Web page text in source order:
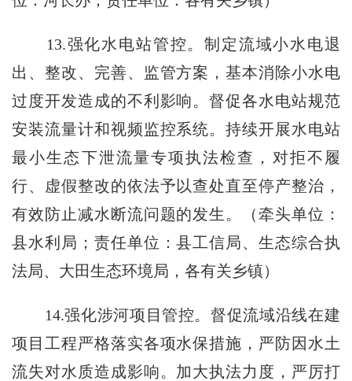
13.强化水电站管控。制定流域小水电退
出、整改、完善、监管方案，基本消除小水电
过度开发造成的不利影响。督促各水电站规范
安装流量计和视频监控系统。持续开展水电站
最小生态下泄流量专项执法检查，对拒不履
行、虚假整改的依法予以查处直至停产整治，
有效防止减水断流问题的发生。（牵头单位：
县水利局；责任单位：县工信局、生态综合执
法局、大田生态环境局，各有关乡镇）
14.强化涉河项目管控。督促流域沿线在建
项目工程严格落实各项水保措施，严防因水土
流失对水质造成影响。加大执法力度，严厉打